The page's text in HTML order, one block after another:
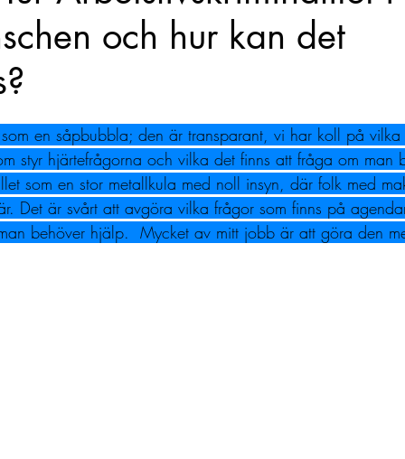
och hur kan det
en såpbubbla; den är transparant, vi har koll på
styr hjärtefrågorna och vilka det finns att fråga om
som en stor metallkula med noll insyn, där folk med
Det är svårt att avgöra vilka frågor som finns på
behöver hjälp.  Mycket av mitt jobb är att göra den